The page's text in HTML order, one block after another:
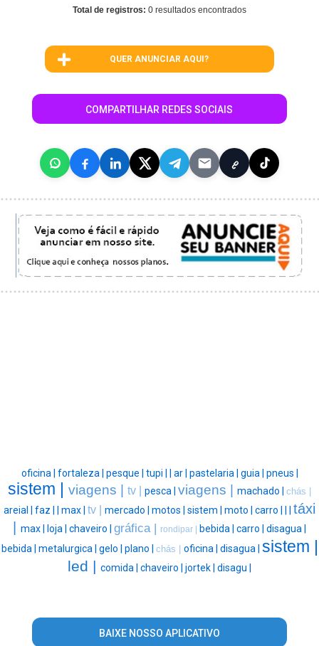
Total de registros: 0 resultados encontrados
QUER ANUNCIAR AQUI?
COMPARTILHAR REDES SOCIAIS
oficina | fortaleza | pesque | tupi | | ar | pastelaria | guia | pneus |
sistem | viagens | tv | pesca | viagens | machado | chás |
areial | faz | | max | tv | mercado | motos | sistem | moto | carro | | | táxi
| max | loja | chaveiro | gráfica | rondipar | bebida | carro | disagua |
bebida | metalurgica | gelo | plano | chás | oficina | disagua | sistem |
led | comida | chaveiro | jortek | disagu |
BAIXE NOSSO APLICATIVO